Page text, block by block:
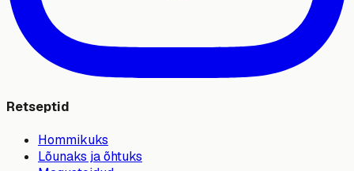
Retseptid
Hommikuks
Lõunaks ja õhtuks